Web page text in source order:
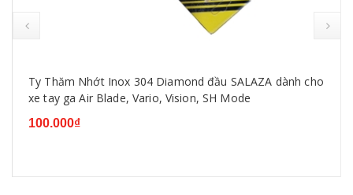
Ty Thăm Nhớt Inox 304 Diamond đầu SALAZA dành cho
xe tay ga Air Blade, Vario, Vision, SH Mode
100.000₫